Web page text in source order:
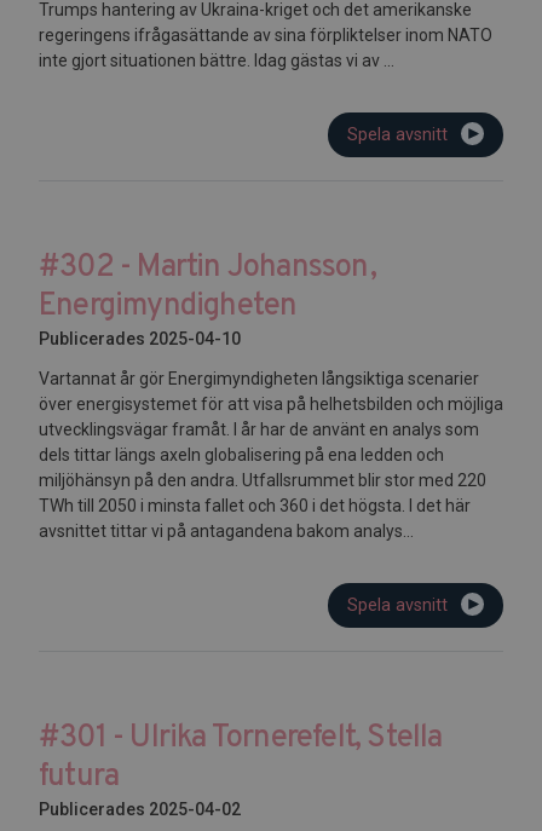
Trumps hantering av Ukraina-kriget och det amerikanske
regeringens ifrågasättande av sina förpliktelser inom NATO
inte gjort situationen bättre. Idag gästas vi av ...
Spela avsnitt
#302 - Martin Johansson,
Energimyndigheten
Publicerades 2025-04-10
Vartannat år gör Energimyndigheten långsiktiga scenarier
över energisystemet för att visa på helhetsbilden och möjliga
utvecklingsvägar framåt. I år har de använt en analys som
dels tittar längs axeln globalisering på ena ledden och
miljöhänsyn på den andra. Utfallsrummet blir stor med 220
TWh till 2050 i minsta fallet och 360 i det högsta. I det här
avsnittet tittar vi på antagandena bakom analys...
Spela avsnitt
#301 - Ulrika Tornerefelt, Stella
futura
Publicerades 2025-04-02